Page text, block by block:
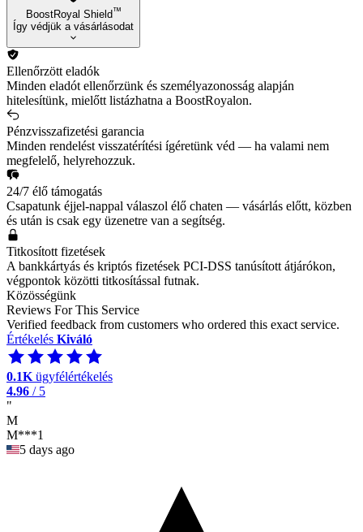
BoostRoyal Shield™
Így védjük a vásárlásodat
Ellenőrzött eladók
Minden eladót ellenőrzünk és személyazonosság alapján
hitelesítünk, mielőtt listázhatna a BoostRoyalon.
Pénzvisszafizetési garancia
Minden rendelést visszatérítési ígéretünk véd — ha valami nem
megfelelő, helyrehozzuk.
24/7 élő támogatás
Csapatunk éjjel-nappal válaszol élő chaten — vásárlás előtt, közben
és után is csak egy üzenetre van a segítség.
Titkosított fizetések
A bankkártyás és kriptós fizetések PCI-DSS tanúsított átjárókon,
végpontok közötti titkosítással futnak.
Közösségünk
Reviews For This Service
Verified feedback from customers who ordered this exact service.
Értékelés Kiváló
0.1K ügyfélértékelés
4.96 / 5
"
M
M***1
5 days ago